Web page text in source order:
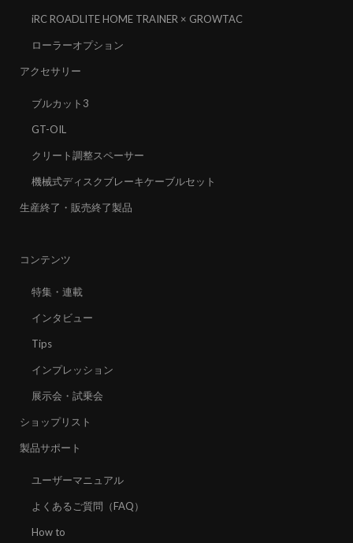
iRC ROADLITE HOME TRAINER × GROWTAC
ローラーオプション
アクセサリー
ブルカット3
GT-OIL
クリート調整スペーサー
機械式ディスクブレーキケーブルセット
生産終了・販売終了製品
コンテンツ
特集・連載
インタビュー
Tips
インプレッション
展示会・試乗会
ショップリスト
製品サポート
ユーザーマニュアル
よくあるご質問（FAQ）
How to